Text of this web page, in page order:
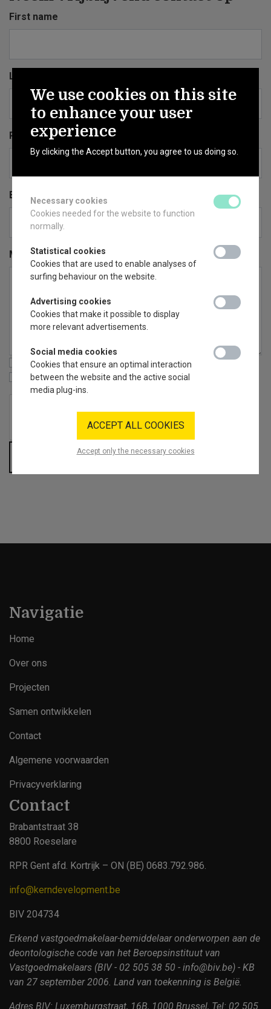
First name
Last name
Phone
Email
Message
Privacy
Newsletter
SEND MESSAGE
Navigatie
Home
Over ons
Projecten
Samen ontwikkelen
Contact
Footer
Algemene voorwaarden
Privacyverklaring
Contact
Brabantstraat 38
8800 Roeselare
RPR Gent afd. Kortrijk – ON (BE) 0683.792.986.
info@kerndevelopment.be
BIV 204734
Erkend vastgoedmakelaar-bemiddelaar onderworpen aan de
deontologische code van het Beroepsinstituut van
Vastgoedmakelaars (BIV - 02 505 38 50 - info@biv.be) - KB
van 27 september 2006. Land van toekenning is België.
Adres BIV: Luxemburgstraat, 16B, 1000 Brussel, Tel: 02 505
We use cookies on this site
to enhance your user
experience
By clicking the Accept button, you agree to us doing so.
Necessary cookies
Cookies needed for the website to function
normally.
Statistical cookies
Cookies that are used to enable analyses of
surfing behaviour on the website.
Advertising cookies
Cookies that make it possible to display
more relevant advertisements.
Social media cookies
Cookies that ensure an optimal interaction
between the website and the active social
media plug-ins.
Accept only the necessary cookies
ACCEPT ALL COOKIES